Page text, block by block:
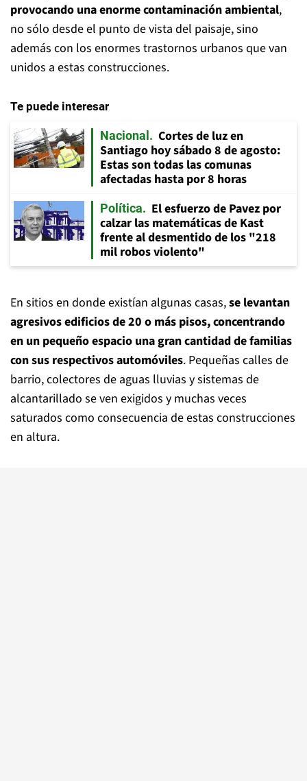
provocando una enorme contaminación ambiental,
no sólo desde el punto de vista del paisaje, sino
además con los enormes trastornos urbanos que van
unidos a estas construcciones.
Te puede interesar
Nacional
Cortes de luz en
Santiago hoy sábado 8 de agosto:
Estas son todas las comunas
afectadas hasta por 8 horas
Política
El esfuerzo de Pavez por
calzar las matemáticas de Kast
frente al desmentido de los "218
mil robos violento"
En sitios en donde existían algunas casas,se levantan
agresivos edificios de 20 o más pisos, concentrando
en un pequeño espacio una gran cantidad de familias
con sus respectivos automóviles. Pequeñas calles de
barrio, colectores de aguas lluvias y sistemas de
alcantarillado se ven exigidos y muchas veces
saturados como consecuencia de estas construcciones
en altura.